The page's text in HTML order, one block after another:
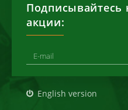
Подписывайтесь
акции:
English version